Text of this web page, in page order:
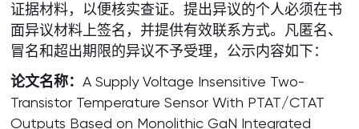
证据材料，以便核实查证。提出异议的个人必须在书
面异议材料上签名，并提供有效联系方式。凡匿名、
冒名和超出期限的异议不予受理，公示内容如下：
论文名称：A Supply Voltage Insensitive Two-
Transistor Temperature Sensor With PTAT/CTAT
Outputs Based on Monolithic GaN Integrated